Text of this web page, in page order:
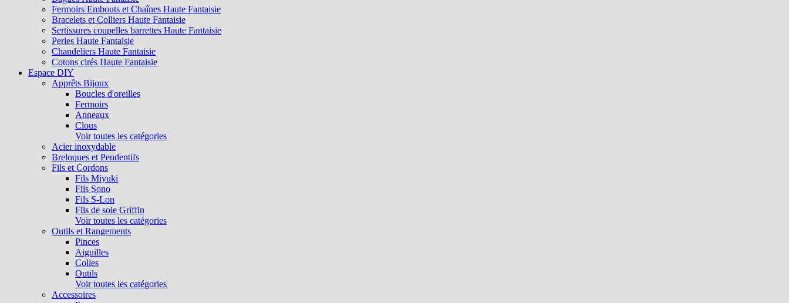
Fermoirs Embouts et Chaînes Haute Fantaisie
Bracelets et Colliers Haute Fantaisie
Sertissures coupelles barrettes Haute Fantaisie
Perles Haute Fantaisie
Chandeliers Haute Fantaisie
Cotons cirés Haute Fantaisie
Espace DIY
Apprêts Bijoux
Boucles d'oreilles
Fermoirs
Anneaux
Clous
Voir toutes les catégories
Acier inoxydable
Breloques et Pendentifs
Fils et Cordons
Fils Miyuki
Fils Sono
Fils S-Lon
Fils de soie Griffin
Voir toutes les catégories
Outils et Rangements
Pinces
Aiguilles
Colles
Outils
Voir toutes les catégories
Accessoires